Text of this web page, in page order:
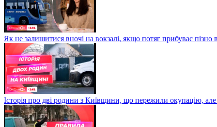
Як не залишитися вночі на вокзалі, якщо потяг прибуває пізно
Історія про дві родини з Київщини, що пережили окупацію,